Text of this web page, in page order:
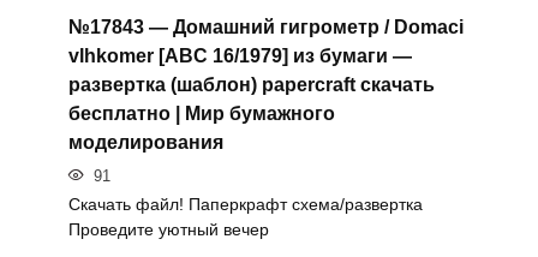
№17843 — Домашний гигрометр / Domaci
vlhkomer [ABC 16/1979] из бумаги —
развертка (шаблон) papercraft скачать
бесплатно | Мир бумажного
моделирования
91
Скачать файл! Паперкрафт схема/развертка
Проведите уютный вечер